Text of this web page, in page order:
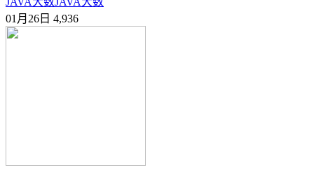
01月26日 4,936